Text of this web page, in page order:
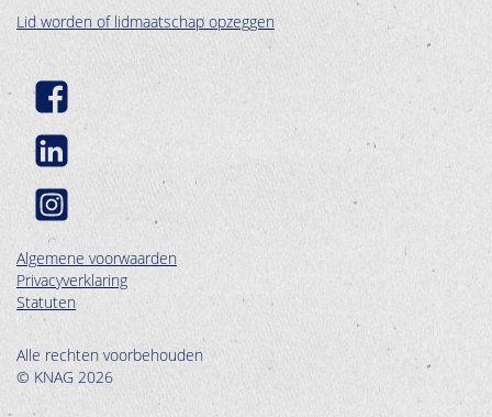
Lid worden of lidmaatschap opzeggen
Algemene voorwaarden
Privacyverklaring
Statuten
Alle rechten voorbehouden
© KNAG 2026